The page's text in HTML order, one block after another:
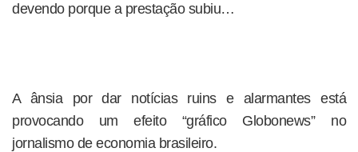
devendo porque a prestação subiu…
A ânsia por dar notícias ruins e alarmantes está
provocando um efeito “gráfico Globonews” no
jornalismo de economia brasileiro.